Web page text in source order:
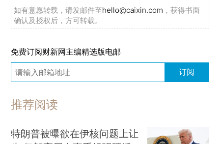
如有意愿转载，请发邮件至hello@caixin.com ，获得书面
确认及授权后，方可转载。
免费订阅财新网主编精选版电邮
订阅
推荐阅读
特朗普被曝欲在伊核问题上让